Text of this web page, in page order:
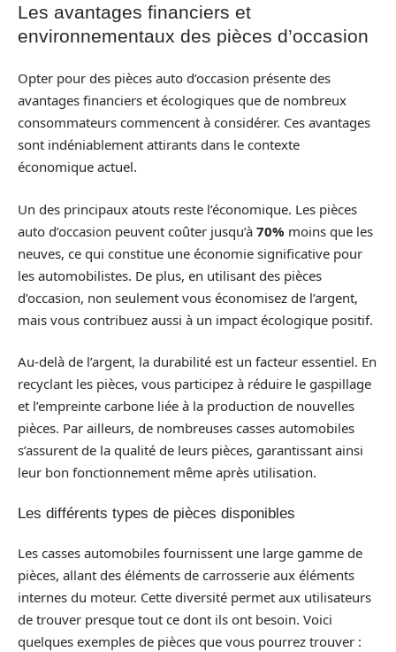
Les avantages financiers et
environnementaux des pièces d’occasion
Opter pour des pièces auto d’occasion présente des
avantages financiers et écologiques que de nombreux
consommateurs commencent à considérer. Ces avantages
sont indéniablement attirants dans le contexte
économique actuel.
Un des principaux atouts reste l’économique. Les pièces
auto d’occasion peuvent coûter jusqu’à 70% moins que les
neuves, ce qui constitue une économie significative pour
les automobilistes. De plus, en utilisant des pièces
d’occasion, non seulement vous économisez de l’argent,
mais vous contribuez aussi à un impact écologique positif.
Au-delà de l’argent, la durabilité est un facteur essentiel. En
recyclant les pièces, vous participez à réduire le gaspillage
et l’empreinte carbone liée à la production de nouvelles
pièces. Par ailleurs, de nombreuses casses automobiles
s’assurent de la qualité de leurs pièces, garantissant ainsi
leur bon fonctionnement même après utilisation.
Les différents types de pièces disponibles
Les casses automobiles fournissent une large gamme de
pièces, allant des éléments de carrosserie aux éléments
internes du moteur. Cette diversité permet aux utilisateurs
de trouver presque tout ce dont ils ont besoin. Voici
quelques exemples de pièces que vous pourrez trouver :